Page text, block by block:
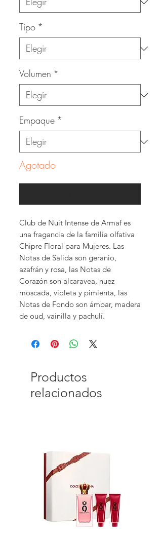
Tipo *
Volumen *
Empaque *
Agotado
Club de Nuit Intense de Armaf es
una fragancia de la familia olfativa
Chipre Floral para Mujeres. Las
Notas de Salida son geranio,
azafrán y rosa, las Notas de
Corazón son alcaravea, nuez
moscada, violeta y pimienta, las
Notas de Fondo son ámbar, madera
de oud, vainilla y pachulí.
Productos
relacionados